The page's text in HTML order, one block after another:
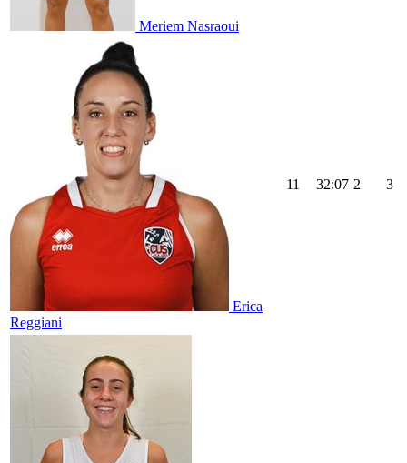
Meriem Nasraoui
Erica
Reggiani
11 32:07 2 3